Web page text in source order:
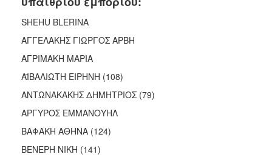
SHEHU BLERINA
ΑΓΓΕΛΑΚΗΣ ΓΙΩΡΓΟΣ ΑΡΒΗ
ΑΓΡΙΜΑΚΗ ΜΑΡΙΑ
ΑΪΒΑΛΙΩΤΗ ΕΙΡΗΝΗ (108)
ΑΝΤΩΝΑΚΑΚΗΣ ΔΗΜΗΤΡΙΟΣ (79)
ΑΡΓΥΡΟΣ ΕΜΜΑΝΟΥΗΛ
ΒΑΦΑΚΗ ΑΘΗΝΑ (124)
ΒΕΝΕΡΗ ΝΙΚΗ (141)